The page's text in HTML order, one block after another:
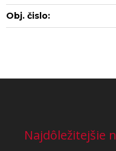
Obj. čislo:
Najdôležitejšie